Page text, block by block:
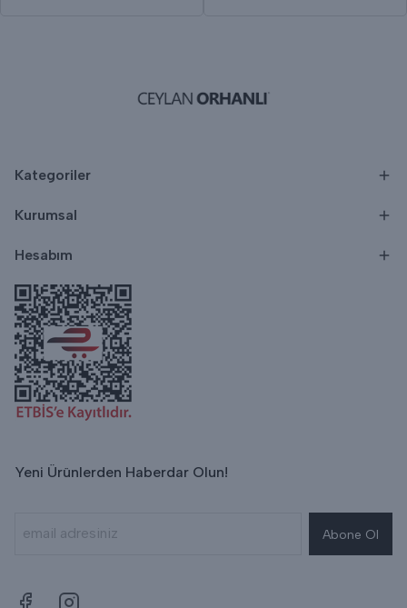
Kategoriler
Kurumsal
Hesabım
Yeni Ürünlerden Haberdar Olun!
Abone Ol